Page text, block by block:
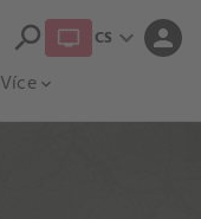
Více expand_more
search CS expand_more person